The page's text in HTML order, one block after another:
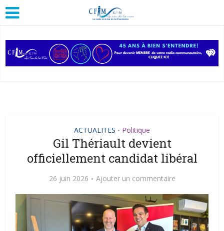
ACTUALITES • Politique
Gil Thériault devient
officiellement candidat libéral
26 juin 2026 Ajouter un commentaire